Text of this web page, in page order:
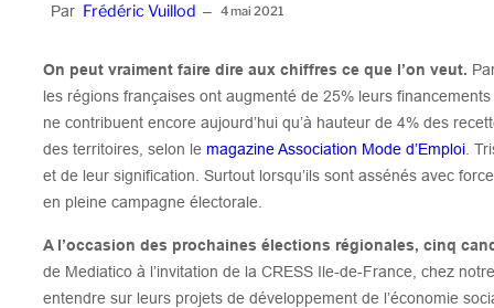
Par Frédéric Vuillod – 4 mai 2021
On peut vraiment faire dire aux chiffres ce que l’on veut.
les régions françaises ont augmenté de 25% leurs
ne contribuent encore aujourd’hui qu’à hauteur de 4% des
des territoires, selon le magazine Association Mode d’Emploi .
et de leur signification. Surtout lorsqu’ils sont assénés avec
en pleine campagne électorale.
A l’occasion des prochaines élections régionales, cinq
de Mediatico à l’invitation de la CRESS Ile-de-France, chez
entendre sur leurs projets de développement de l’économie